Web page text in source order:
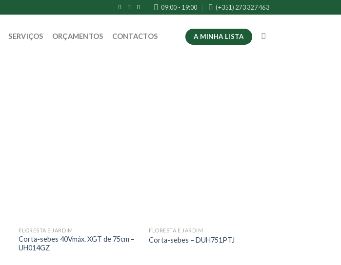
09:00 - 19:00 (+351) 273 327 463
SERVIÇOS ORÇAMENTOS CONTACTOS A MINHA LISTA
FLORESTA E JARDIM
Corta-sebes 40Vmáx. XGT de 75cm –
UH014GZ
FLORESTA E JARDIM
Corta-sebes – DUH751PTJ